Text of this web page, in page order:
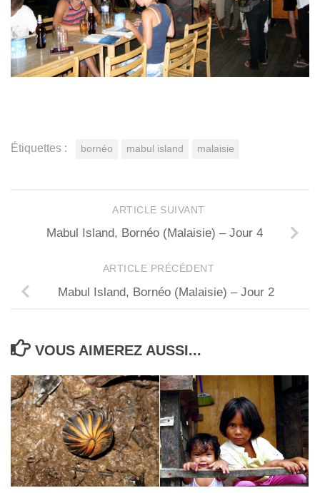
Étiquettes : bornéo mabul island malaisie
ARTICLE SUIVANT
Mabul Island, Bornéo (Malaisie) – Jour 4
ARTICLE PRÉCÉDENT
Mabul Island, Bornéo (Malaisie) – Jour 2
VOUS AIMEREZ AUSSI...